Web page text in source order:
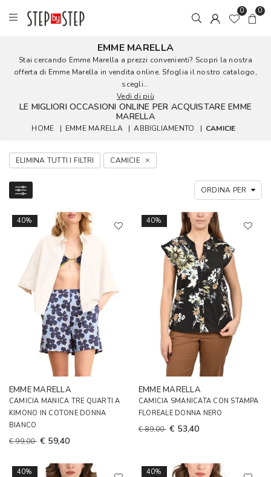
0 0
EMME MARELLA
Stai cercando Emme Marella a prezzi convenienti? Scopri la nostra
offerta di Emme Marella in vendita online. Sfoglia il nostro catalogo,
scegli...
Vedi di più
LE MIGLIORI OCCASIONI ONLINE PER ACQUISTARE EMME
MARELLA
HOME | EMME MARELLA | ABBIGLIAMENTO | CAMICIE
ELIMINA TUTTI I FILTRI CAMICIE
40%
EMME MARELLA
CAMICIA MANICA TRE QUARTI A
KIMONO IN COTONE DONNA
BIANCO
€ 99,00 € 59,40
40%
EMME MARELLA
CAMICIA SMANICATA CON STAMPA
FLOREALE DONNA NERO
€ 89,00 € 53,40
40% 40%